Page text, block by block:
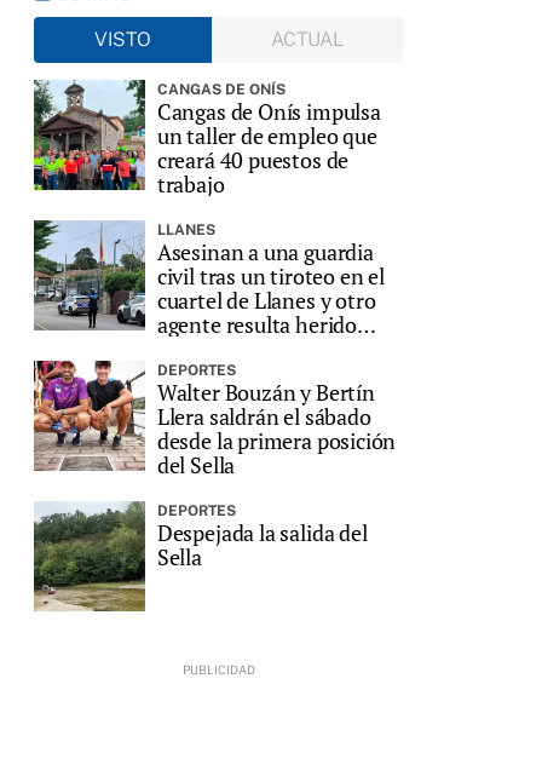
VISTO
ACTUAL
CANGAS DE ONÍS
Cangas de Onís impulsa
un taller de empleo que
creará 40 puestos de
trabajo
LLANES
Asesinan a una guardia
civil tras un tiroteo en el
cuartel de Llanes y otro
agente resulta herido
DEPORTES
Walter Bouzán y Bertín
Llera saldrán el sábado
desde la primera posición
del Sella
DEPORTES
Despejada la salida del
Sella